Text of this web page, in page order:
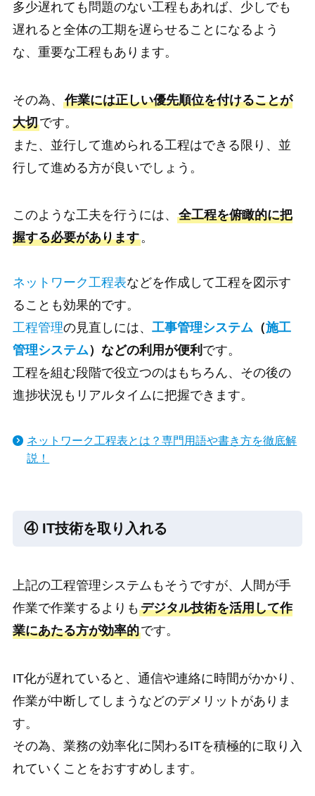
多少遅れても問題のない工程もあれば、少しでも
遅れると全体の工期を遅らせることになるよう
な、重要な工程もあります。
その為、 作業には正しい優先順位を付けることが
大切です。
また、並行して進められる工程はできる限り、並
行して進める方が良いでしょう。
このような工夫を行うには、 全工程を俯瞰的に把
握する必要があります。
ネットワーク工程表などを作成して工程を図示す
ることも効果的です。
工程管理の見直しには、 工事管理システム（施工
管理システム）などの利用が便利 です。
工程を組む段階で役立つのはもちろん、その後の
進捗状況もリアルタイムに把握できます。
ネットワーク工程表とは？専門用語や書き方を徹底解
説！
④ IT技術を取り入れる
上記の工程管理システムもそうですが、人間が手
作業で作業するよりも デジタル技術を活用して作
業にあたる方が効率的です。
IT化が遅れていると、通信や連絡に時間がかかり、
作業が中断してしまうなどのデメリットがありま
す。
その為、業務の効率化に関わるITを積極的に取り入
れていくことをおすすめします。